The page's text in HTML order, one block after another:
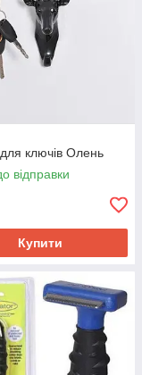
ключів Олень
відправки
Купити